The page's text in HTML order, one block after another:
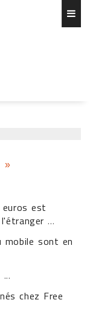
»
est
l'étranger...
sont en
...
chez Free